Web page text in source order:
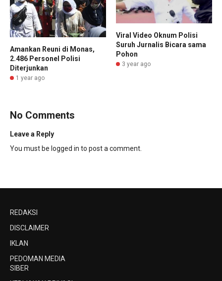
Amankan Reuni di Monas,
2.486 Personel Polisi
Diterjunkan
1 year ago
Viral Video Oknum Polisi
Suruh Jurnalis Bicara sama
Pohon
3 year ago
No Comments
Leave a Reply
You must be logged in to post a comment.
REDAKSI
DISCLAIMER
IKLAN
PEDOMAN MEDIA
SIBER